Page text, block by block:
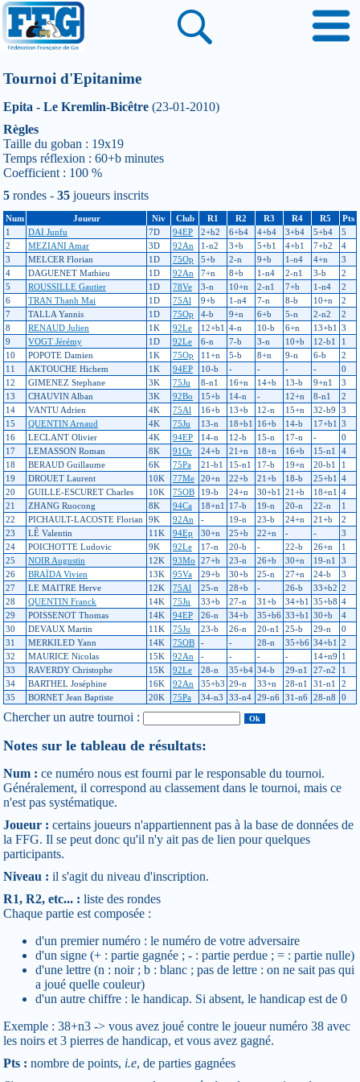
Tournoi d'Epitanime
Epita - Le Kremlin-Bicêtre (23-01-2010)
Règles
Taille du goban : 19x19
Temps réflexion : 60+b minutes
Coefficient : 100 %
5 rondes - 35 joueurs inscrits
Num Joueur Niv Club R1 R2 R3 R4 R5
Pts
1
DAI Junfu 7D 94EP 2+b2 6+b4 4+b4 3+b4 5+b4
5
2
MEZIANI Amar 3D 92An 1-n2 3+b 5+b1 4+b1 7+b2
4
3
MELCER Florian 1D 75Op 5+b 2-n 9+b 1-n4 4+n
3
4
DAGUENET Mathieu 1D 92An 7+n 8+b 1-n4 2-n1 3-b
2
5
ROUSSILLE Gautier 1D 78Ve 3-n 10+n 2-n1 7+b 1-n4
2
6
TRAN Thanh Mai 1D 75Al 9+b 1-n4 7-n 8-b 10+n
2
7
TALLA Yannis 1D 75Op 4-b 9+n 6+b 5-n 2-n2
2
8
RENAUD Julien 1K 92Le 12+b1 4-n 10-b 6+n 13+b1 3
9
VOGT Jérémy 1D 92Le 6-n 7-b 3-n 10+b 12-b1
1
10
POPOTE Damien 1K 75Op 11+n 5-b 8+n 9-n 6-b
2
11
AKTOUCHE Hichem 1K 94EP 10-b - - - -
0
12
GIMENEZ Stephane 3K 75Ju 8-n1 16+n 14+b 13-b 9+n1
3
13
CHAUVIN Alban 3K 92Bo 15+b 14-n - 12+n 8-n1
2
14
VANTU Adrien 4K 75Al 16+b 13+b 12-n 15+n 32-b9
3
15
QUENTIN Arnaud 4K 75Ju 13-n 18+b1 16+b 14-b 17+b1 3
16
LECLANT Olivier 4K 94EP 14-n 12-b 15-n 17-n -
0
17
LEMASSON Roman 8K 91Or 24+b 21+n 18+n 16+b 15-n1
4
18
BERAUD Guillaume 6K 75Pa 21-b1 15-n1 17-b 19+n 20-b1
1
19
DROUET Laurent 10K 77Me 20+n 22+b 21+b 18-b 25+b1 4
20
GUILLE-ESCURET Charles 10K 75OB 19-b 24+n 30+b1 21+b 18+n1 4
21
ZHANG Ruocong 8K 94Ca 18+n1 17-b 19-n 20-n 22-n
1
22
PICHAULT-LACOSTE Florian 9K 92An - 19-n 23-b 24+n 21+b
2
23
LÊ Valentin 11K 94Ep 30+n 25+b 22+n - -
3
24
POICHOTTE Ludovic 9K 92Le 17-n 20-b - 22-b 26+n
1
25
NOIR Augustin 12K 93Mo 27+b 23-n 26+b 30+n 19-n1
3
26
BRAÏDA Vivien 13K 95Va 29+b 30+b 25-n 27+n 24-b
3
27
LE MAITRE Herve 12K 75Al 25-n 28+b - 26-b 33+b2 2
28
QUENTIN Franck 14K 75Ju 33+b 27-n 31+b 34+b1 35+b8 4
29
POISSENOT Thomas 14K 94EP 26-n 34+b 35+b6 33+b1 30+b
4
30
DEVAUX Martin 11K 75Ju 23-b 26-n 20-n1 25-b 29-n
0
31
MERKILED Yann 14K 75OB - - 28-n 35+b6 34+b1 2
32
MAURICE Nicolas 15K 92An - - - - 14+n9 1
33
RAVERDY Christophe 15K 92Le 28-n 35+b4 34-b 29-n1 27-n2
1
34
BARTHEL Joséphine 16K 92An 35+b3 29-n 33+n 28-n1 31-n1
2
35
BORNET Jean Baptiste 20K 75Pa 34-n3 33-n4 29-n6 31-n6 28-n8 0
Chercher un autre tournoi :
Notes sur le tableau de résultats:
Num : ce numéro nous est fourni par le responsable du tournoi.
Généralement, il correspond au classement dans le tournoi, mais ce
n'est pas systématique.
Joueur : certains joueurs n'appartiennent pas à la base de données de
la FFG. Il se peut donc qu'il n'y ait pas de lien pour quelques
participants.
Niveau : il s'agit du niveau d'inscription.
R1, R2, etc... : liste des rondes
Chaque partie est composée :
d'un premier numéro : le numéro de votre adversaire
d'un signe (+ : partie gagnée ; - : partie perdue ; = : partie nulle)
d'une lettre (n : noir ; b : blanc ; pas de lettre : on ne sait pas qui
a joué quelle couleur)
d'un autre chiffre : le handicap. Si absent, le handicap est de 0
Exemple : 38+n3 -> vous avez joué contre le joueur numéro 38 avec
les noirs et 3 pierres de handicap, et vous avez gagné.
Pts : nombre de points, i.e, de parties gagnées